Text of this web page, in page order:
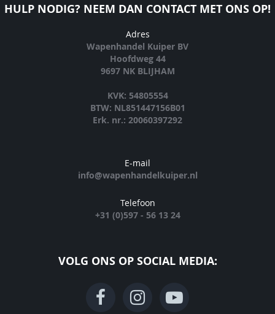
HULP NODIG? NEEM DAN CONTACT MET ONS OP!
Adres
Wapenhandel Kuiper BV
Hoofdweg 44
9697 NK BLIJHAM
KVK: 54805554
BTW: NL851447156B01
Erk. nr.: 20060397292
E-mail
info@wapenhandelkuiper.nl
Telefoon
+31 (0)597 - 56 13 24
VOLG ONS OP SOCIAL MEDIA: